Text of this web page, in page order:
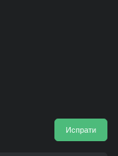
Испрати